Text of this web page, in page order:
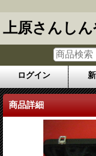
上原さんしん
ログイン
商品詳細